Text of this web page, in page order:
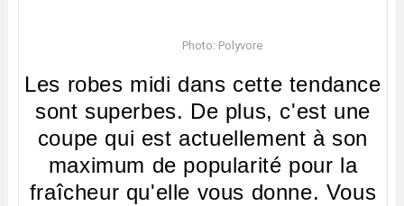
Photo: Polyvore
Les robes midi dans cette tendance
sont superbes. De plus, c'est une
coupe qui est actuellement à son
maximum de popularité pour la
fraîcheur qu'elle vous donne. Vous